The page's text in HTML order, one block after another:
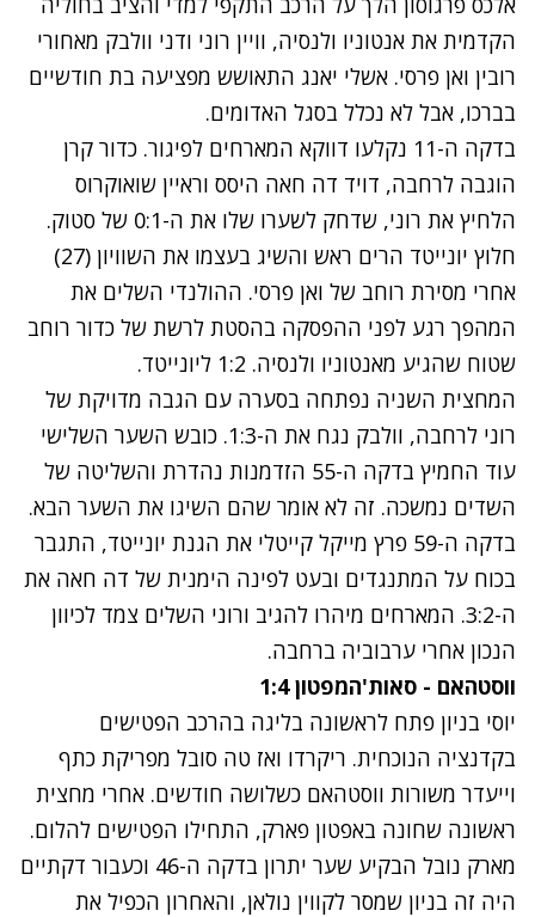
הקדמית את אנטוניו ולנסיה, וויין רוני ודני וולבק מאחורי
רובין ואן פרסי. אשלי יאנג התאושש מפציעה בת חודשיים
בברכו, אבל לא נכלל בסגל האדומים.
בדקה ה-11 נקלעו דווקא המארחים לפיגור. כדור קרן
הוגבה לרחבה, דויד דה חאה היסס וראיין שואוקרוס
הלחיץ את רוני, שדחק לשערו שלו את ה-0:1 של סטוק.
חלוץ יונייטד הרים ראש והשיג בעצמו את השוויון (27)
אחרי מסירת רוחב של ואן פרסי. ההולנדי השלים את
המהפך רגע לפני ההפסקה בהסטת לרשת של כדור רוחב
שטוח שהגיע מאנטוניו ולנסיה. 1:2 ליונייטד.
המחצית השניה נפתחה בסערה עם הגבה מדויקת של
רוני לרחבה, וולבק נגח את ה-1:3. כובש השער השלישי
עוד החמיץ בדקה ה-55 הזדמנות נהדרת והשליטה של
השדים נמשכה. זה לא אומר שהם השיגו את השער הבא.
בדקה ה-59 פרץ מייקל קייטלי את הגנת יונייטד, התגבר
בכוח על המתנגדים ובעט לפינה הימנית של דה חאה את
ה-3:2. המארחים מיהרו להגיב ורוני השלים צמד לכיוון
הנכון אחרי ערבוביה ברחבה.
ווסטהאם - סאות'המפטון 1:4
יוסי בניון פתח לראשונה בליגה בהרכב הפטישים
בקדנציה הנוכחית. ריקרדו ואז טה סובל מפריקת כתף
וייעדר משורות ווסטהאם כשלושה חודשים. אחרי מחצית
ראשונה שחונה באפטון פארק, התחילו הפטישים להלום.
מארק נובל הבקיע שער יתרון בדקה ה-46 וכעבור דקתיים
היה זה בניון שמסר לקווין נולאן, והאחרון הכפיל את